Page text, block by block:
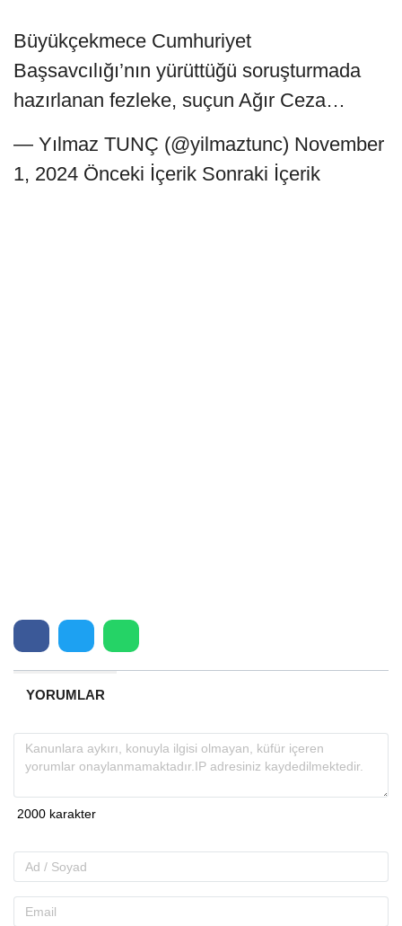
Büyükçekmece Cumhuriyet
Başsavcılığı’nın yürüttüğü soruşturmada
hazırlanan fezleke, suçun Ağır Ceza…
— Yılmaz TUNÇ (@yilmaztunc) November
1, 2024 Önceki İçerik Sonraki İçerik
YORUMLAR